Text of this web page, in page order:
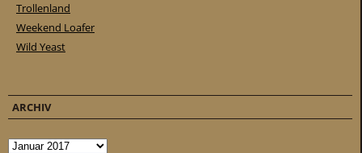
Trollenland
Weekend Loafer
Wild Yeast
ARCHIV
Archiv